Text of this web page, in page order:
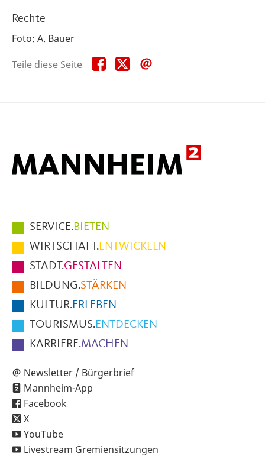
Rechte
Foto: A. Bauer
Teile diese Seite
Teile
diese
Teile
diese
Hauptmenüpunkte
im
Fußbereich
der
Seite
SERVICE.BIETEN
WIRTSCHAFT.ENTWICKELN
STADT.GESTALTEN
BILDUNG.STÄRKEN
KULTUR.ERLEBEN
TOURISMUS.ENTDECKEN
KARRIERE.MACHEN
Newsletter / Bürgerbrief
Mannheim-App
Facebook
X
YouTube
Livestream Gremiensitzungen